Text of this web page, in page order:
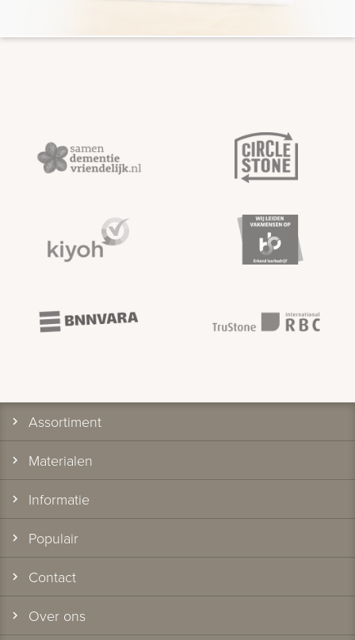
Assortiment
Materialen
Informatie
Populair
Contact
Over ons